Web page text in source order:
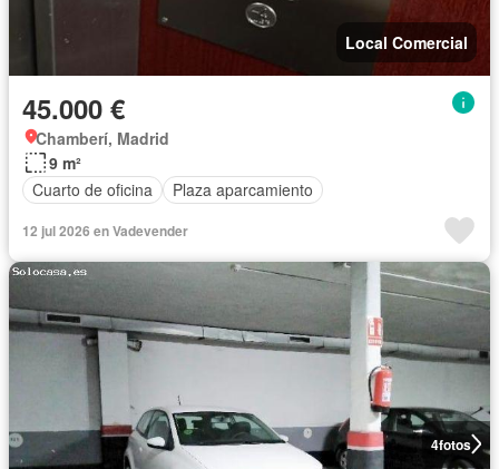
Local Comercial
45.000 €
Chamberí, Madrid
9 m²
Cuarto de oficina
Plaza aparcamiento
12 jul 2026 en Vadevender
4fotos